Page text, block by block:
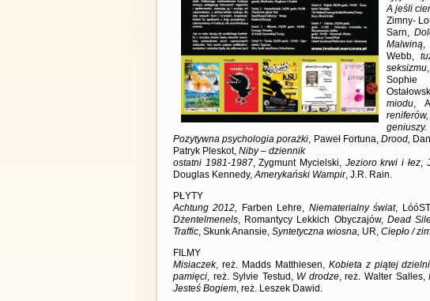
A jeśli
Zimny-
Sarn,
Malwiną,
Webb,
seksizmu
Sophie
miodu,
Pozytywna psychologia porażki, Paweł Fortuna, Drood,
Patryk Pleskot, Niby – dziennik
ostatni 1981-1987, Zygmunt Mycielski, Jezioro krwi i łez,
Douglas Kennedy,Amerykański Wampir, J.R. Rain.
PŁYTY
Achtung 2012,
Farben Lehre, Niematerialny świat,
Dżentelmenels, Romantycy Lekkich Obyczajów, Dead
Traffic, Skunk Anansie, Syntetyczna wiosna, UR, Ciepło /
FILMY
Misiaczek, reż. Madds Matthiesen, Kobieta z piątej
pamięci, reż. Sylvie Testud, W drodze, reż. Walter Salles,
Jesteś Bogiem, reż. Leszek Dawid.